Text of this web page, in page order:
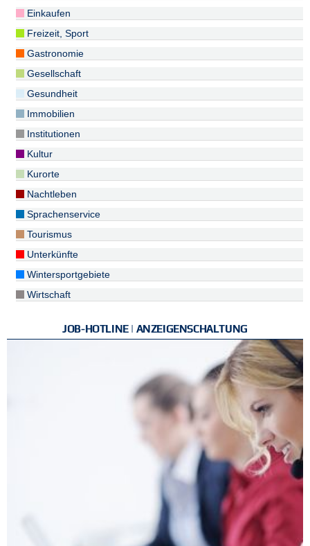
Einkaufen
Freizeit, Sport
Gastronomie
Gesellschaft
Gesundheit
Immobilien
Institutionen
Kultur
Kurorte
Nachtleben
Sprachenservice
Tourismus
Unterkünfte
Wintersportgebiete
Wirtschaft
JOB-HOTLINE | ANZEIGENSCHALTUNG